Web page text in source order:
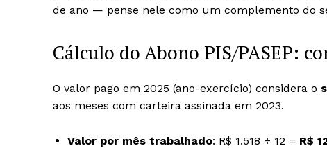
de ano — pense nele como um complemento do
Cálculo do Abono PIS/PASEP:
O valor pago em 2025 (ano-exercício) considera o
aos meses com carteira assinada em 2023.
Valor por mês trabalhado: R$ 1.518 ÷ 12 = R$